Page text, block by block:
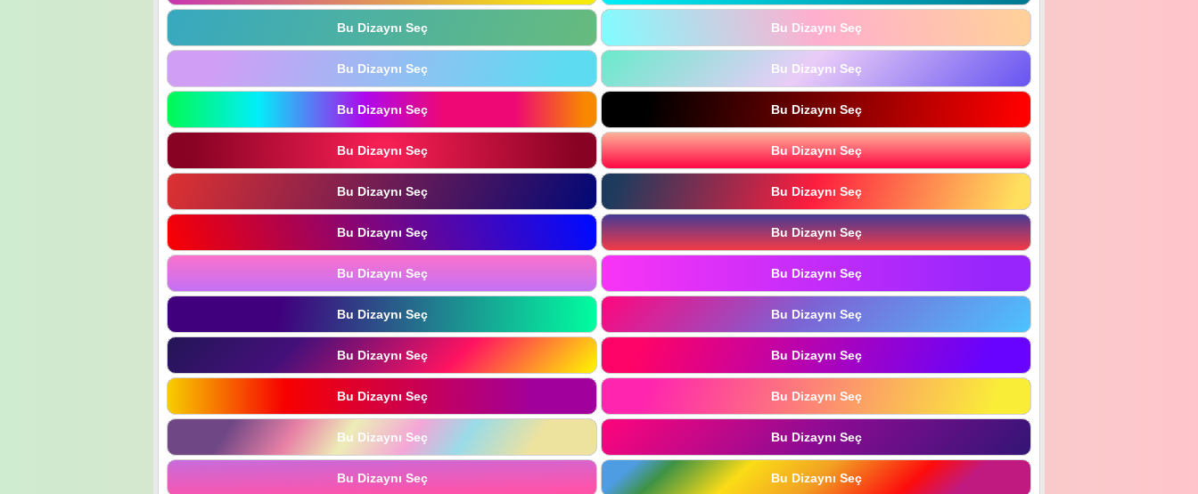
Bu Dizaynı Seç Bu Dizaynı Seç
Bu Dizaynı Seç Bu Dizaynı Seç
Bu Dizaynı Seç Bu Dizaynı Seç
Bu Dizaynı Seç Bu Dizaynı Seç
Bu Dizaynı Seç Bu Dizaynı Seç
Bu Dizaynı Seç Bu Dizaynı Seç
Bu Dizaynı Seç Bu Dizaynı Seç
Bu Dizaynı Seç Bu Dizaynı Seç
Bu Dizaynı Seç Bu Dizaynı Seç
Bu Dizaynı Seç Bu Dizaynı Seç
Bu Dizaynı Seç Bu Dizaynı Seç
Bu Dizaynı Seç Bu Dizaynı Seç